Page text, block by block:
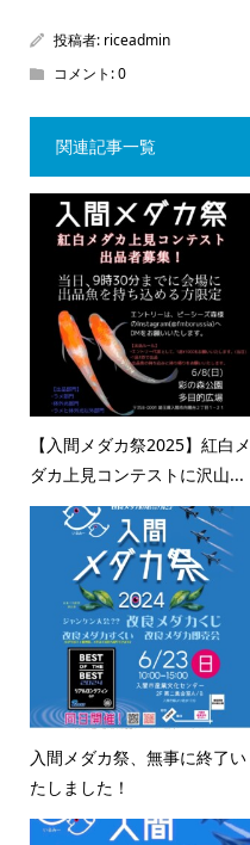
投稿者: riceadmin
コメント:0
関連記事一覧
【入間メダカ祭2025】紅白メ
ダカ上見コンテストに沢山...
入間メダカ祭、無事に終了い
たしました！